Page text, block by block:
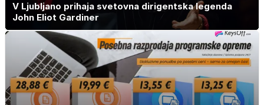
V Ljubljano prihaja svetovna dirigentska legenda
John Eliot Gardiner